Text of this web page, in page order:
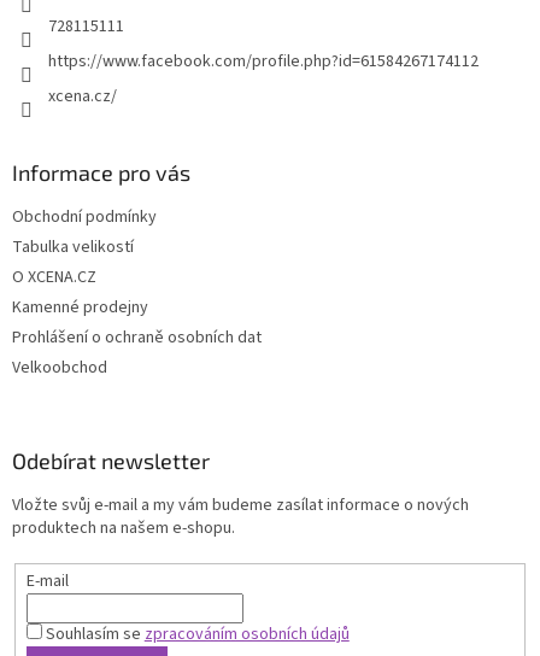
728115111
https://www.facebook.com/profile.php?id=61584267174112
xcena.cz/
Informace pro vás
Obchodní podmínky
Tabulka velikostí
O XCENA.CZ
Kamenné prodejny
Prohlášení o ochraně osobních dat
Velkoobchod
Odebírat newsletter
Vložte svůj e-mail a my vám budeme zasílat informace o nových
produktech na našem e-shopu.
E-mail
Souhlasím sezpracováním osobních údajů